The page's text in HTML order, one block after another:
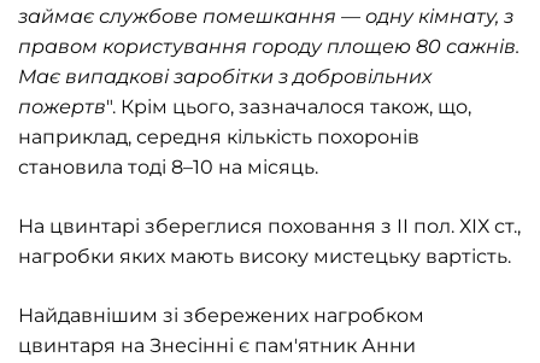
займає службове помешкання — одну кімнату, з
правом користування городу площею 80 сажнів.
Має випадкові заробітки з добровільних
пожертв". Крім цього, зазначалося також, що,
наприклад, середня кількість похоронів
становила тоді 8–10 на місяць.
На цвинтарі збереглися поховання з ІІ пол. ХІХ ст.,
нагробки яких мають високу мистецьку вартість.
Найдавнішим зі збережених нагробком
цвинтаря на Знесінні є пам'ятник Анни